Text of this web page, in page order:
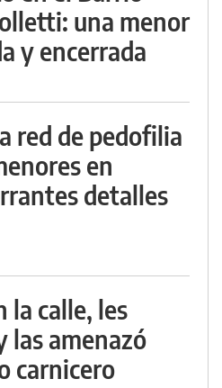
una menor
y encerrada
red de pedofilia
en
detalles
la calle, les
las amenazó
carnicero